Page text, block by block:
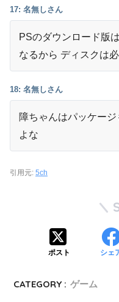
17: 名無しさん
PSのダウンロード版
なるから ディスクは
18: 名無しさん
障ちゃんはパッケー
よな
引用元: 5ch
ポスト シェ
CATEGORY : ゲーム